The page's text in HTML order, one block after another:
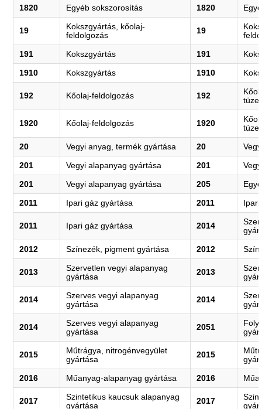
1820 Egyéb sokszorosítás 1820
19
Kokszgyártás, kőolaj-
feldolgozás
19
191 Kokszgyártás 191
1910 Kokszgyártás 1910
192 Kőolaj-feldolgozás 192
1920 Kőolaj-feldolgozás 1920
20 Vegyi anyag, termék gyártása 20
201 Vegyi alapanyag gyártása 201
201 Vegyi alapanyag gyártása 205
2011 Ipari gáz gyártása 2011
2011 Ipari gáz gyártása 2014
2012 Színezék, pigment gyártása 2012
2013
Szervetlen vegyi alapanyag
gyártása
2013
2014
Szerves vegyi alapanyag
gyártása
2014
2014
Szerves vegyi alapanyag
gyártása
2051
2015
Műtrágya, nitrogénvegyület
gyártása
2015
2016 Műanyag-alapanyag gyártása 2016
2017
Szintetikus kaucsuk alapanyag
gyártása
2017